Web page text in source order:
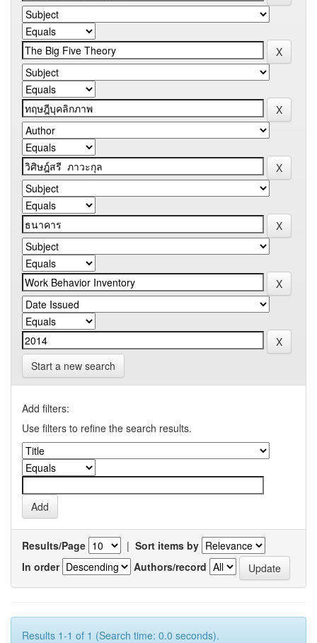
Start a new search
Add filters:
Use filters to refine the search results.
Results/Page | Sort items by
In order
Authors/record
Results 1-1 of 1 (Search time: 0.0 seconds).